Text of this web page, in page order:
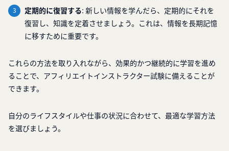
定期的に復習する: 新しい情報を学んだら、定期的にそれを
復習し、知識を定着させましょう。これは、情報を長期記憶
に移すために重要です。
これらの方法を取り入れながら、効果的かつ継続的に学習を進め
ることで、アフィリエイトインストラクター試験に備えることが
できます。
自分のライフスタイルや仕事の状況に合わせて、最適な学習方法
を選びましょう。